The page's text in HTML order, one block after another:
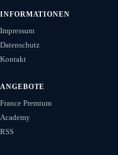
INFORMATIONEN
Impressum
Datenschutz
Kontakt
ANGEBOTE
France Premium
Academy
RSS